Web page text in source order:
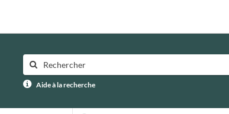
Aide à la recherche